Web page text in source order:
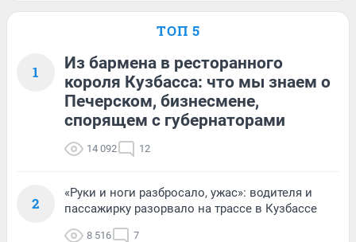
ТОП 5
1
Из бармена в ресторанного
короля Кузбасса: что мы знаем о
Печерском, бизнесмене,
спорящем с губернаторами
14 092 12
2
«Руки и ноги разбросало, ужас»: водителя и
пассажирку разорвало на трассе в Кузбассе
8 516 7